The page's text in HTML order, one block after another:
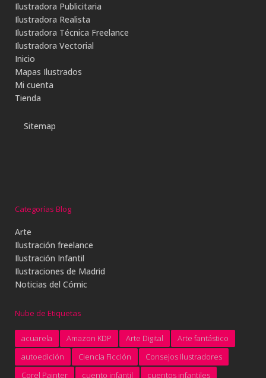
Ilustradora Publicitaria
Ilustradora Realista
Ilustradora Técnica Freelance
Ilustradora Vectorial
Inicio
Mapas Ilustrados
Mi cuenta
Tienda
Sitemap
Categorías Blog
Arte
Ilustración freelance
Ilustración Infantil
Ilustraciones de Madrid
Noticias del Cómic
Nube de Etiquetas
acuarela Amazon KDP Arte Digital
Arte fantástico
autoedición
Ciencia Ficción
Consejos Ilustradores
Corel Painter
cuento infantil
cuentos infantiles